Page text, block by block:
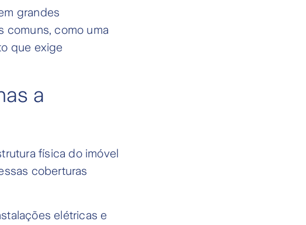
grandes
comuns, como uma
que exige
a
física do imóvel
coberturas
elétricas e